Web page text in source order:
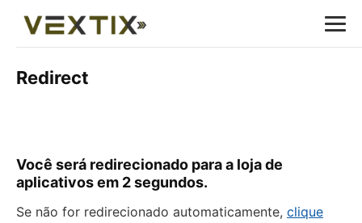
Redirect
Você será redirecionado para a loja de
aplicativos em 2segundos.
Se não for redirecionado automaticamente, clique